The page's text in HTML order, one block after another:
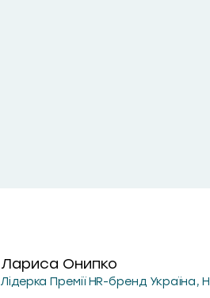
Лариса Онипко
Лідерка Премії HR-бренд Україна,